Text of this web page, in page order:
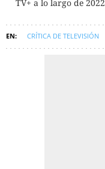
TV+ a lo largo de 2022
CRÍTICA DE TELEVISIÓN